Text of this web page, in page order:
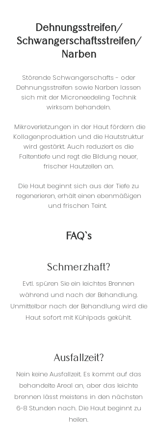
Dehnungsstreifen/
Schwangerschaftsstreifen/
Narben
Störende Schwangerschafts - oder
Dehnungsstreifen sowie Narben lassen
sich mit der Microneedeling Technik
wirksam behandeln.
Mikroverletzungen in der Haut fördern die
Kollagenproduktion und die Hautstruktur
wird gestärkt. Auch reduziert es die
Faltentiefe und regt die Bildung neuer,
frischer Hautzellen an.
Die Haut beginnt sich aus der Tiefe zu
regenerieren, erhält einen ebenmäßigen
und frischen Teint.
FAQ`s
Schmerzhaft?
Evtl. spüren Sie ein leichtes Brennen
während und nach der Behandlung.
Unmittelbar nach der Behandlung wird die
Haut sofort mit Kühlpads gekühlt.
Ausfallzeit?
Nein keine Ausfallzeit. Es kommt auf das
behandelte Areal an, aber das leichte
brennen lässt meistens in den nächsten
6-8 Stunden nach. Die Haut beginnt zu
heilen.